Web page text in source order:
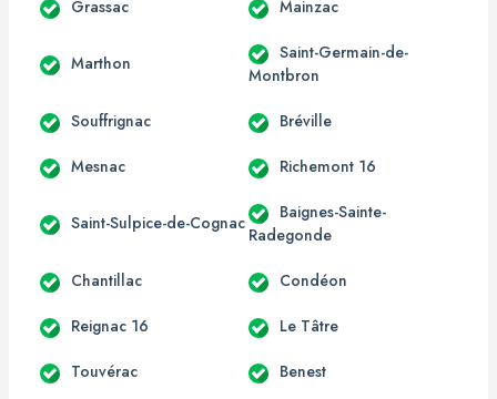
Grassac Mainzac
Marthon
Saint-Germain-de-
Montbron
Souffrignac Bréville
Mesnac Richemont 16
Saint-Sulpice-de-Cognac
Baignes-Sainte-
Radegonde
Chantillac Condéon
Reignac 16 Le Tâtre
Touvérac Benest